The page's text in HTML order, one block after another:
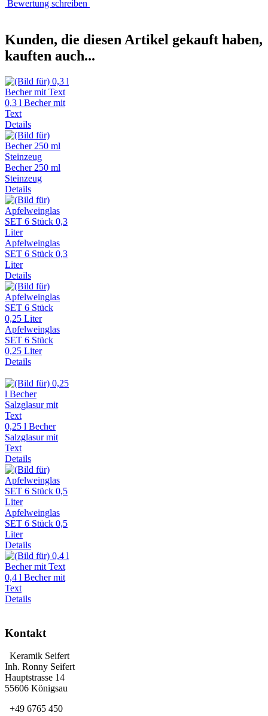
Bewertung schreiben
Kunden, die diesen Artikel gekauft haben,
kauften auch...
0,3 l Becher mit
Text
Details
Becher 250 ml
Steinzeug
Details
Apfelweinglas
SET 6 Stück 0,3
Liter
Details
Apfelweinglas
SET 6 Stück
0,25 Liter
Details
0,25 l Becher
Salzglasur mit
Text
Details
Apfelweinglas
SET 6 Stück 0,5
Liter
Details
0,4 l Becher mit
Text
Details
Kontakt
Keramik Seifert
Inh. Ronny Seifert
Hauptstrasse 14
55606 Königsau
+49 6765 450